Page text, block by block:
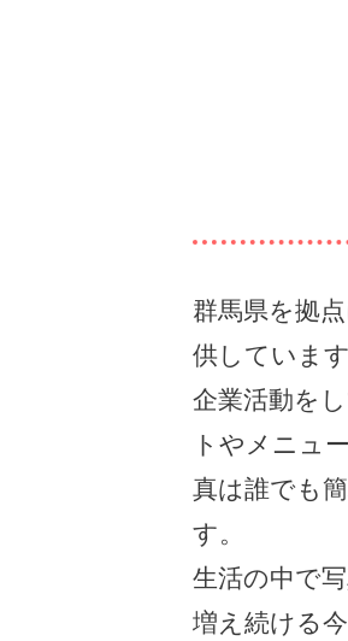
群馬県を拠
供しています
企業活動を
トやメニュ
真は誰でも
す。
生活の中で
増え続ける